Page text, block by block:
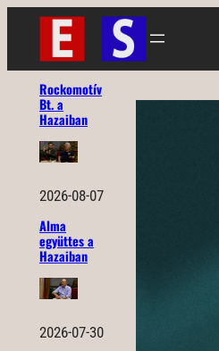
Ugrás
tartalomhoz
Rockomotív
Bt. a
Hazaiban
2026-08-07
Alma
együttes a
Hazaiban
2026-07-30